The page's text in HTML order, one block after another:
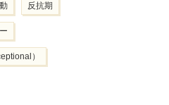
反抗期
）